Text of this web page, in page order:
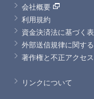
会社概要
利用規約
資金決済法に基づく
外部送信規律に関す
著作権と不正アクセス
リンクについて